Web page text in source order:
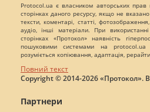
Protocol.ua є власником авторських
сторінках даного ресурсу, якщо не
тексти, коментарі, статті,
аудіо, інші матеріали. При
сторінках «Протокол» наявність
пошуковими системами на protocol.ua
розуміється копіювання, адаптація,
Повний текст
Copyright © 2014-2026 «Протокол».
Партнери